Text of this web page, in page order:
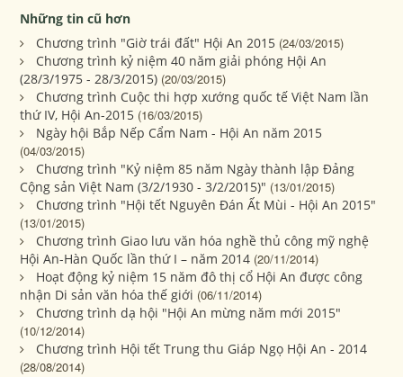
Những tin cũ hơn
Chương trình "Giờ trái đất" Hội An 2015 (24/03/2015)
Chương trình kỷ niệm 40 năm giải phóng Hội An
(28/3/1975 - 28/3/2015) (20/03/2015)
Chương trình Cuộc thi hợp xướng quốc tế Việt Nam lần
thứ IV, Hội An-2015 (16/03/2015)
Ngày hội Bắp Nếp Cẩm Nam - Hội An năm 2015
(04/03/2015)
Chương trình "Kỷ niệm 85 năm Ngày thành lập Đảng
Cộng sản Việt Nam (3/2/1930 - 3/2/2015)" (13/01/2015)
Chương trình "Hội tết Nguyên Đán Ất Mùi - Hội An 2015"
(13/01/2015)
Chương trình Giao lưu văn hóa nghề thủ công mỹ nghệ
Hội An-Hàn Quốc lần thứ I – năm 2014 (20/11/2014)
Hoạt động kỷ niệm 15 năm đô thị cổ Hội An được công
nhận Di sản văn hóa thế giới (06/11/2014)
Chương trình dạ hội "Hội An mừng năm mới 2015"
(10/12/2014)
Chương trình Hội tết Trung thu Giáp Ngọ Hội An - 2014
(28/08/2014)